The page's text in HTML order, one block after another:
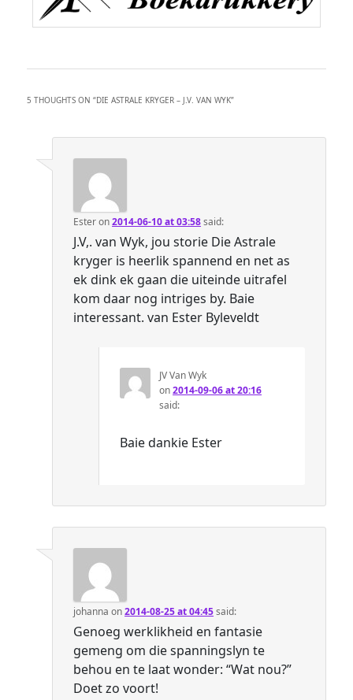
5 THOUGHTS ON “DIE ASTRALE KRYGER – J.V. VAN WYK”
Esteron2014-06-10 at 03:58said:
J.V,. van Wyk, jou storie Die Astrale
kryger is heerlik spannend en net as
ek dink ek gaan die uiteinde uitrafel
kom daar nog intriges by. Baie
interessant. van Ester Byleveldt
JV Van Wyk
on2014-09-06 at 20:16
said:
Baie dankie Ester
johanna on2014-08-25 at 04:45said:
Genoeg werklikheid en fantasie
gemeng om die spanningslyn te
behou en te laat wonder: “Wat nou?”
Doet zo voort!